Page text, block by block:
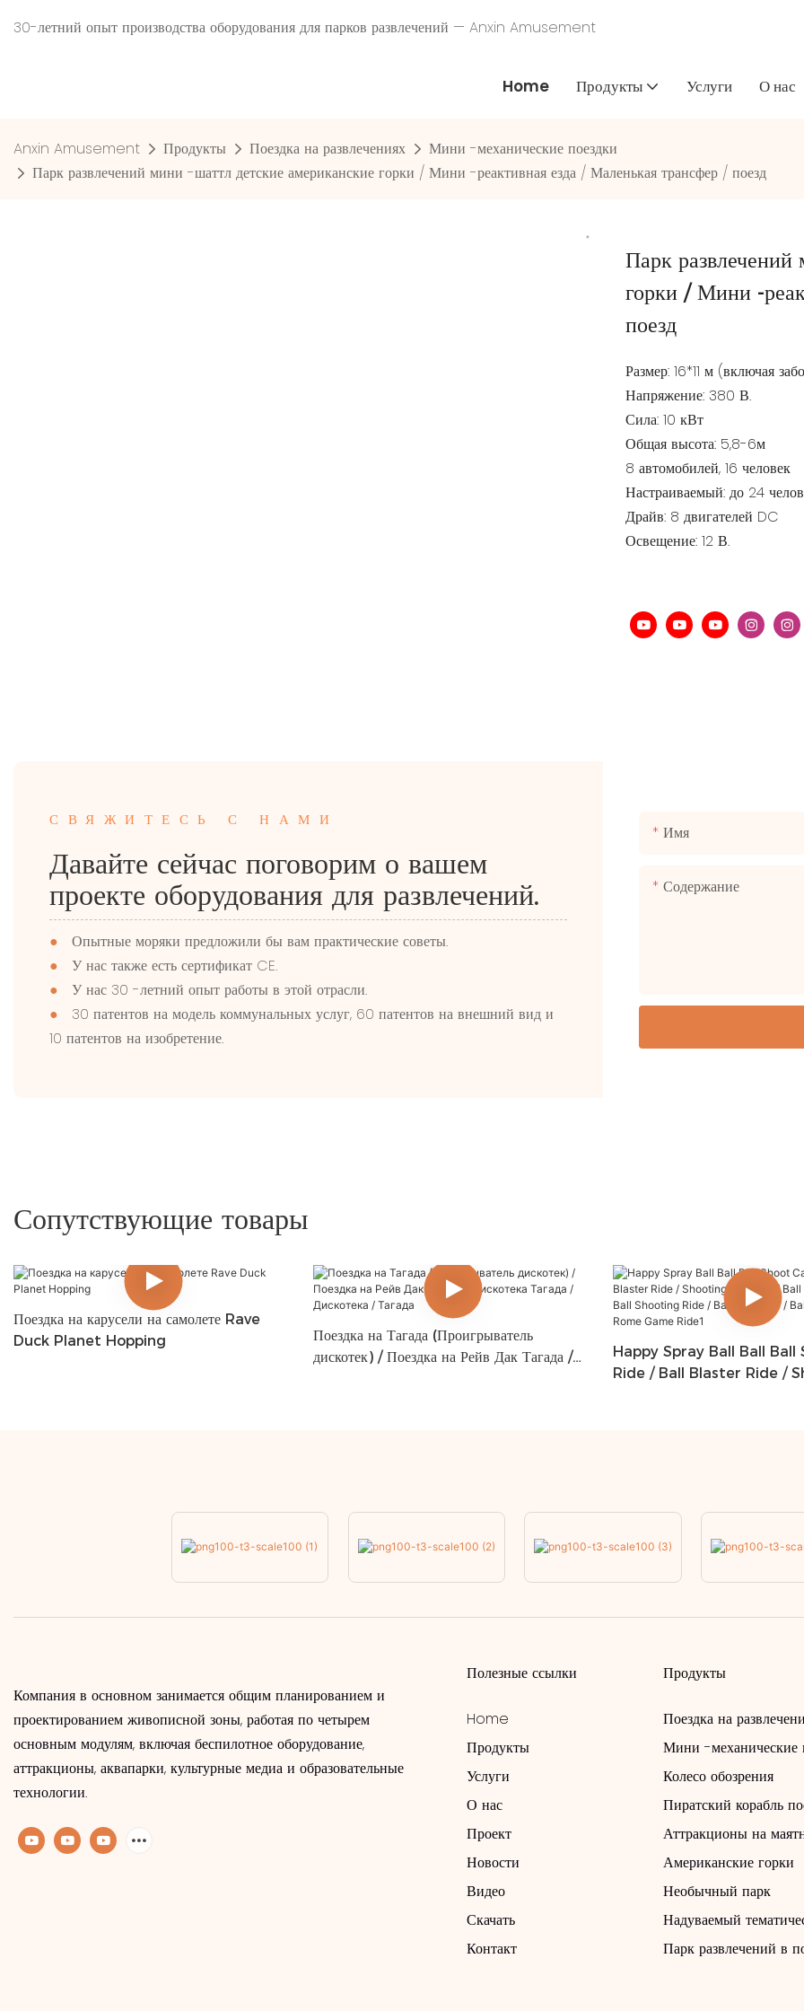
30-летний опыт производства оборудования для парков развлечений — Anxin Amusement
Home Продукты Услуги О нас
Anxin Amusement Продукты Поездка на развлечениях
Мини -механические поездки
Парк развлечений мини -шаттл детские американские горки / Мини -реактивная езда / Маленькая трансфер / поезд
Парк развлечений
горки / Мини -
поезд
Размер: 16*11 м (включая
Напряжение: 380 В.
Сила: 10 кВт
Общая высота: 5,8-6м
8 автомобилей, 16 человек
Настраиваемый: до 24
Драйв: 8 двигателей DC
Освещение: 12 В.
СВЯЖИТЕСЬ С НАМИ
Давайте сейчас поговорим о вашем
проекте оборудования для развлечений.
●
Опытные моряки предложили бы вам практические советы.
●
У нас также есть сертификат CE.
●
У нас 30 -летний опыт работы в этой отрасли.
●
30 патентов на модель коммунальных услуг, 60 патентов на внешний вид и
10 патентов на изобретение.
Имя
Содержание
Сопутствующие товары
Поездка на карусели на самолете Rave
Duck Planet Hopping
Поездка на Тагада (Проигрыватель
дискотек) / Поездка на Рейв Дак Тагада /
Happy Spray Ball Ball Ball
Ride / Ball Blaster Ride /
Компания в основном занимается общим планированием и
проектированием живописной зоны, работая по четырем
основным модулям, включая беспилотное оборудование,
аттракционы, аквапарки, культурные медиа и образовательные
технологии.
Полезные ссылки
Home
Продукты
Услуги
О нас
Проект
Новости
Видео
Скачать
Контакт
Продукты
Поездка на
Мини -механические
Колесо обозрения
Пиратский корабль
Аттракционы на
Американские горки
Необычный парк
Надуваемый
Парк развлечений в